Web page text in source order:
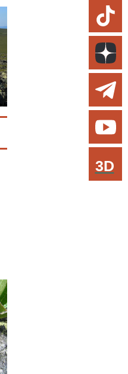
3D